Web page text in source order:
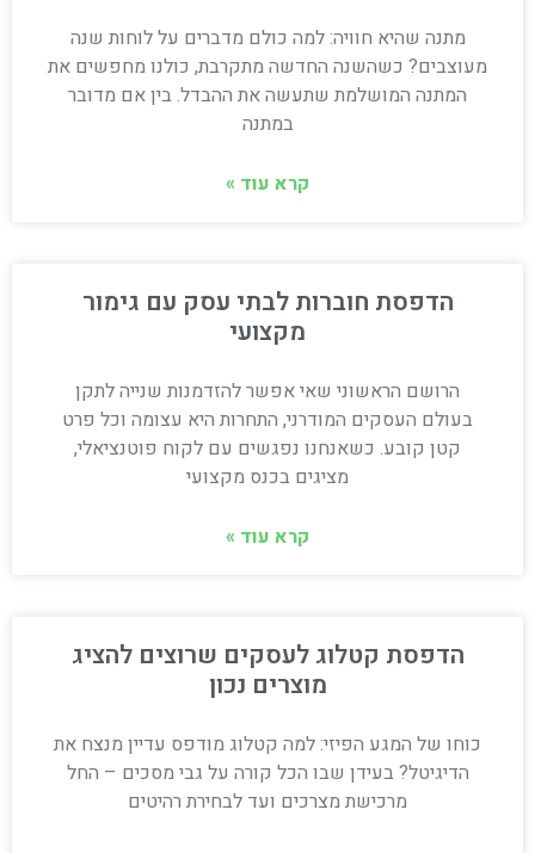
מתנה שהיא חוויה: למה כולם מדברים על לוחות שנה
מעוצבים? כשהשנה החדשה מתקרבת, כולנו מחפשים את
המתנה המושלמת שתעשה את ההבדל. בין אם מדובר
במתנה
קרא עוד »
הדפסת חוברות לבתי עסק עם גימור
מקצועי
הרושם הראשוני שאי אפשר להזדמנות שנייה לתקן
בעולם העסקים המודרני, התחרות היא עצומה וכל פרט
קטן קובע. כשאנחנו נפגשים עם לקוח פוטנציאלי,
מציגים בכנס מקצועי
קרא עוד »
הדפסת קטלוג לעסקים שרוצים להציג
מוצרים נכון
כוחו של המגע הפיזי: למה קטלוג מודפס עדיין מנצח את
הדיגיטל? בעידן שבו הכל קורה על גבי מסכים – החל
מרכישת מצרכים ועד לבחירת רהיטים